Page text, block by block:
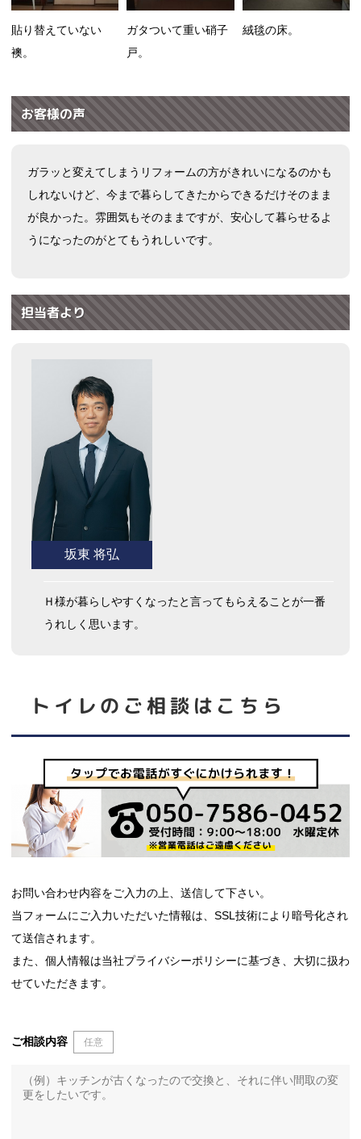
貼り替えていない
襖。
ガタついて重い硝子
戸。
絨毯の床。
お客様の声
ガラッと変えてしまうリフォームの方がきれいになるのかも
しれないけど、今まで暮らしてきたからできるだけそのまま
が良かった。雰囲気もそのままですが、安心して暮らせるよ
うになったのがとてもうれしいです。
担当者より
坂東 将弘
Ｈ様が暮らしやすくなったと言ってもらえることが一番
うれしく思います。
トイレ のご相談はこちら
お問い合わせ内容をご入力の上、送信して下さい。
当フォームにご入力いただいた情報は、SSL技術により暗号化され
て送信されます。
また、個人情報は当社プライバシーポリシーに基づき、大切に扱わ
せていただきます。
ご相談内容 任意